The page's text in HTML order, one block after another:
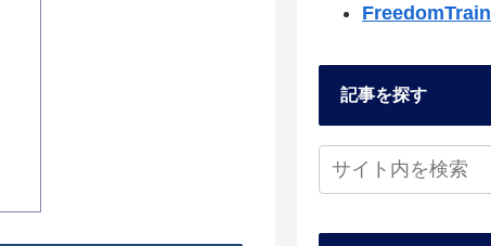
FreedomTrain
記事を探す